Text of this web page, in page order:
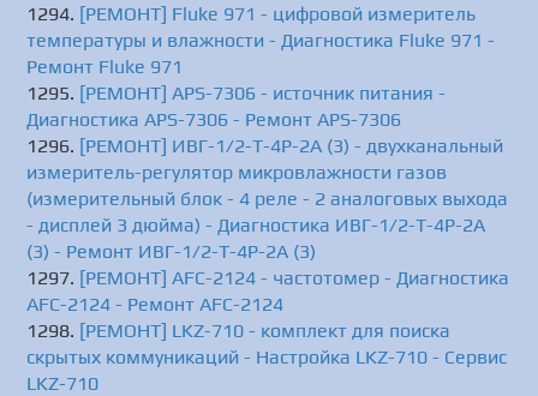
[РЕМОНТ] Fluke 971 - цифровой измеритель
температуры и влажности - Диагностика Fluke 971 -
Ремонт Fluke 971
[РЕМОНТ] APS-7306 - источник питания -
Диагностика APS-7306 - Ремонт APS-7306
[РЕМОНТ] ИВГ-1/2-Т-4Р-2А (3) - двухканальный
измеритель-регулятор микровлажности газов
(измерительный блок - 4 реле - 2 аналоговых выхода
- дисплей 3 дюйма) - Диагностика ИВГ-1/2-Т-4Р-2А
(3) - Ремонт ИВГ-1/2-Т-4Р-2А (3)
[РЕМОНТ] AFC-2124 - частотомер - Диагностика
AFC-2124 - Ремонт AFC-2124
[РЕМОНТ] LKZ-710 - комплект для поиска
скрытых коммуникаций - Настройка LKZ-710 - Сервис
LKZ-710